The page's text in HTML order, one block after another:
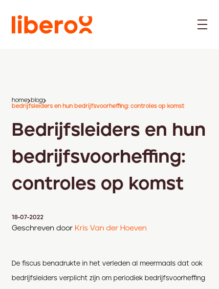
home
blog
bedrijfsleiders en hun bedrijfsvoorheffing: controles op komst
Bedrijfsleiders en hun
bedrijfsvoorheffing:
controles op komst
18-07-2022
Geschreven door Kris Van der Hoeven
De fiscus benadrukte in het verleden al meermaals dat ook
bedrijfsleiders verplicht zijn om periodiek bedrijfsvoorheffing